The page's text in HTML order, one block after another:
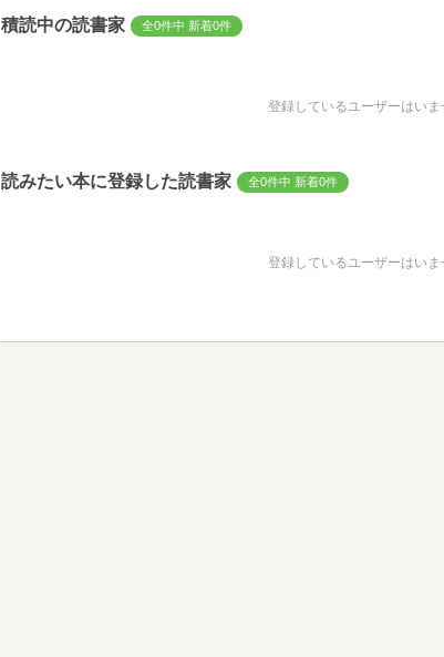
積読中の読書家 全0件中 新着0件
登録しているユーザーはいま
読みたい本に登録した読書家 全0件中 新着0件
登録しているユーザーはいま